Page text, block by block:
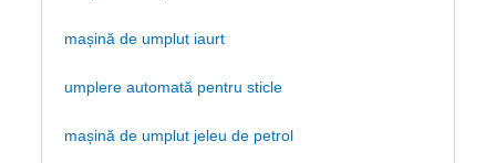
mașină de umplut iaurt
umplere automată pentru sticle
mașină de umplut jeleu de petrol